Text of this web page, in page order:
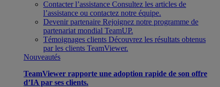
Contacter l’assistance Consultez les articles de
l’assistance ou contactez notre équipe.
Devenir partenaire Rejoignez notre programme de
partenariat mondial TeamUP.
Témoignages clients Découvrez les résultats obtenus
par les clients TeamViewer.
Nouveautés
TeamViewer rapporte une adoption rapide de son offre
d’IA par ses clients.